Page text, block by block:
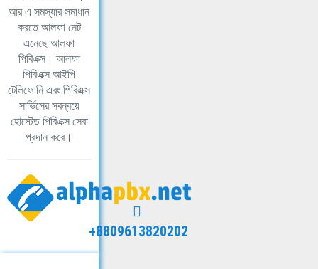
আর এ সমস্যার সমাধান
করতে আলফা নেট
এনেছে আলফা
পিবিএক্স। আলফা
পিবিএক্স আইপি
টেলিফোনি এবং পিবিএক্স
সার্ভিসের সবন্বয়ে
হোস্টেড পিবিএক্স সেবা
প্রদান করে।
+8809613820202